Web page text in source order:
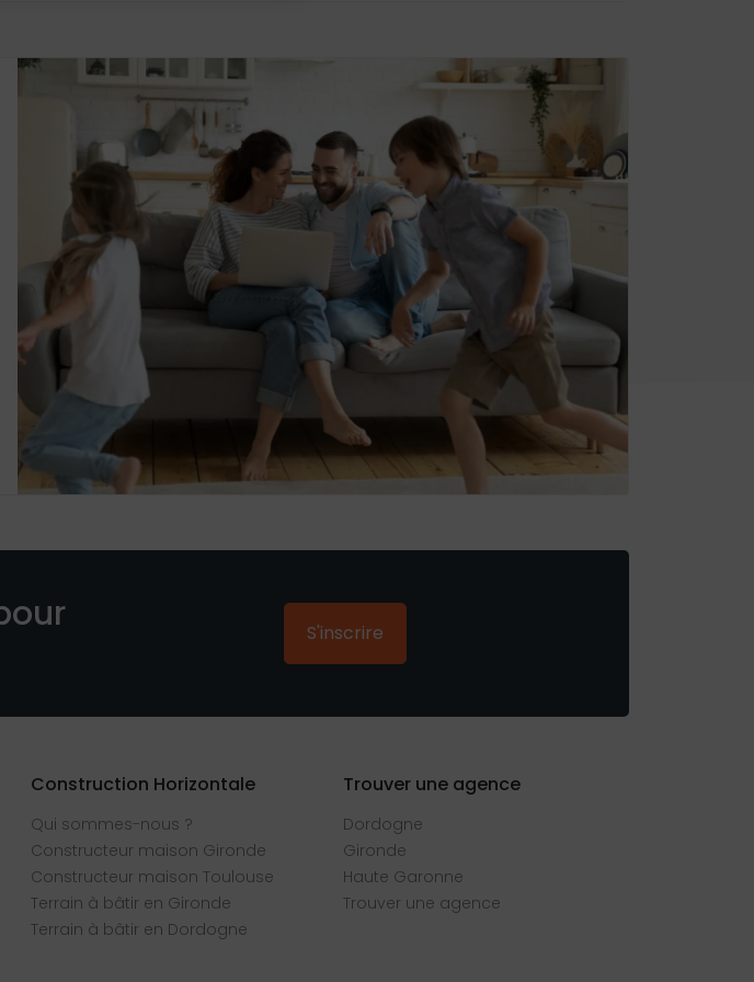
S'inscrire
Construction Horizontale
Qui sommes-nous ?
Constructeur maison Gironde
Constructeur maison Toulouse
Terrain à bâtir en Gironde
Terrain à bâtir en Dordogne
Trouver une agence
Dordogne
Gironde
Haute Garonne
Trouver une agence